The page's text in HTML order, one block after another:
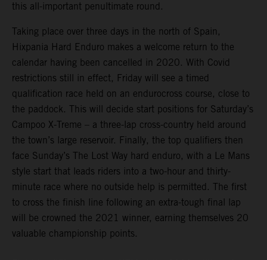
this all-important penultimate round.
Taking place over three days in the north of Spain,
Hixpania Hard Enduro makes a welcome return to the
calendar having been cancelled in 2020. With Covid
restrictions still in effect, Friday will see a timed
qualification race held on an endurocross course, close to
the paddock. This will decide start positions for Saturday’s
Campoo X-Treme – a three-lap cross-country held around
the town’s large reservoir. Finally, the top qualifiers then
face Sunday’s The Lost Way hard enduro, with a Le Mans
style start that leads riders into a two-hour and thirty-
minute race where no outside help is permitted. The first
to cross the finish line following an extra-tough final lap
will be crowned the 2021 winner, earning themselves 20
valuable championship points.